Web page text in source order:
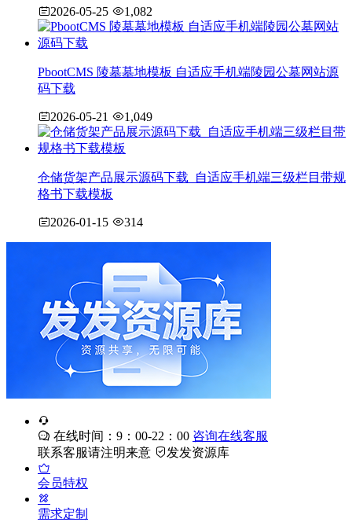
2026-05-25 1,082
PbootCMS 陵墓墓地模板 自适应手机端陵园公墓网站源
码下载
2026-05-21 1,049
仓储货架产品展示源码下载_自适应手机端三级栏目带规
格书下载模板
2026-01-15 314
在线时间：9：00-22：00 咨询在线客服
联系客服请注明来意
发发资源库
会员特权
需求定制